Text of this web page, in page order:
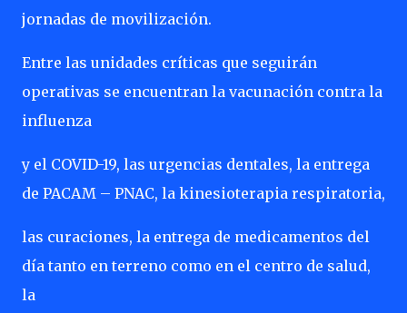
jornadas de movilización.
Entre las unidades críticas que seguirán
operativas se encuentran la vacunación contra la
influenza
y el COVID-19, las urgencias dentales, la entrega
de PACAM – PNAC, la kinesioterapia respiratoria,
las curaciones, la entrega de medicamentos del
día tanto en terreno como en el centro de salud,
la